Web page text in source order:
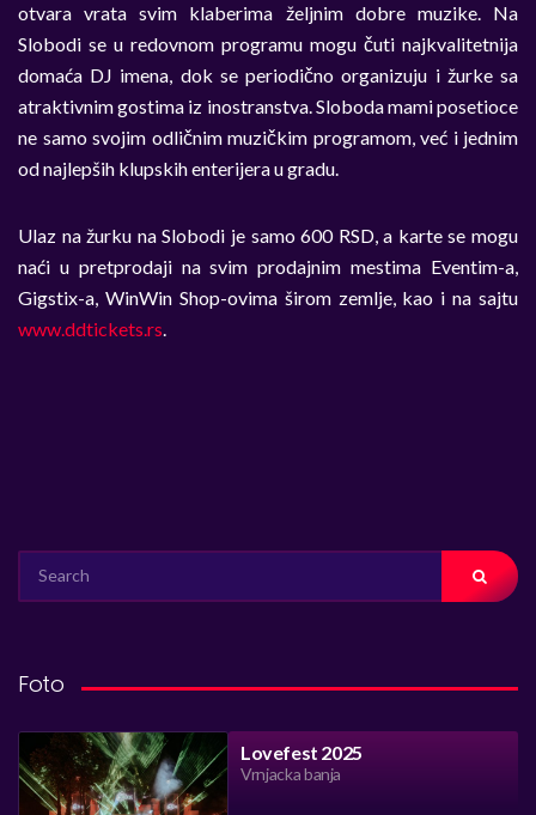
otvara vrata svim klaberima željnim dobre muzike. Na
Slobodi se u redovnom programu mogu čuti najkvalitetnija
domaća DJ imena, dok se periodično organizuju i žurke sa
atraktivnim gostima iz inostranstva. Sloboda mami posetioce
ne samo svojim odličnim muzičkim programom, već i jednim
od najlepših klupskih enterijera u gradu.
Ulaz na žurku na Slobodi je samo 600 RSD, a karte se mogu
naći u pretprodaji na svim prodajnim mestima Eventim-a,
Gigstix-a, WinWin Shop-ovima širom zemlje, kao i na sajtu
www.ddtickets.rs.
FOR:
Foto
Lovefest 2025
Vrnjacka banja